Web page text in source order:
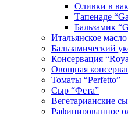
Оливки в
Тапенаде
Бальзамик
Итальянское
Бальзамический
Консервация
Овощная
Томаты “Perfetto”
Сыр “Фета”
Вегетарианские
Рафинированное